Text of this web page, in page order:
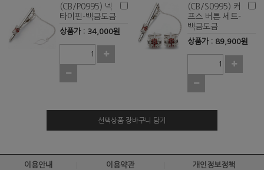
(CB/P0995) 넥
타이핀-백금도금
상품가 : 34,000원
(CB/S0995) 커
프스 버튼 세트-
백금도금
상품가 : 89,900원
선택상품 장바구니 담기
이용안내 이용약관 개인정보정책